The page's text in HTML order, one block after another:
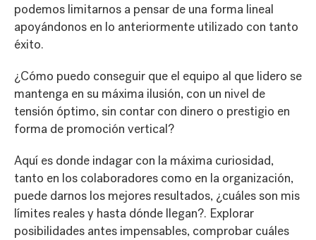
podemos limitarnos a pensar de una forma lineal
apoyándonos en lo anteriormente utilizado con tanto
éxito.
¿Cómo puedo conseguir que el equipo al que lidero se
mantenga en su máxima ilusión, con un nivel de
tensión óptimo, sin contar con dinero o prestigio en
forma de promoción vertical?
Aquí es donde indagar con la máxima curiosidad,
tanto en los colaboradores como en la organización,
puede darnos los mejores resultados, ¿cuáles son mis
límites reales y hasta dónde llegan?. Explorar
posibilidades antes impensables, comprobar cuáles